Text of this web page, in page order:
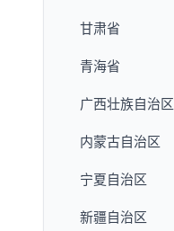
甘肃省
青海省
广西壮族自治区
内蒙古自治区
宁夏自治区
新疆自治区